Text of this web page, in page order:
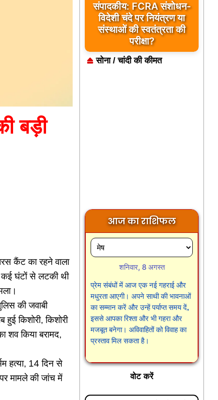
बड़ी
कैंट का रहने वाला
घंटों से लटकी थी
की जवाबी
किशोरी, किशोरी
शव किया बरामद,
हत्या, 14 दिन से
मामले की जांच में
संपादकीय: FCRA संशोधन-
विदेशी चंदे पर नियंत्रण या
संस्थाओं की स्वतंत्रता की
परीक्षा?
सोना / चांदी की कीमत
आज का राशिफल
शनिवार, 8 अगस्त
प्रेम संबंधों में आज एक नई गहराई और
मधुरता आएगी। अपने साथी की भावनाओं
का सम्मान करें और उन्हें पर्याप्त समय दें,
इससे आपका रिश्ता और भी गहरा और
मजबूत बनेगा। अविवाहितों को विवाह का
प्रस्ताव मिल सकता है।
वोट करें